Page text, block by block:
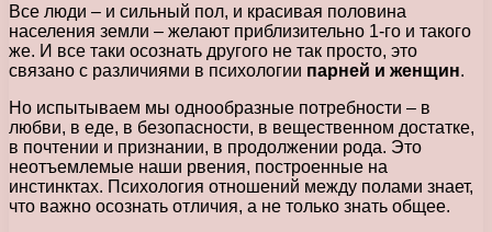
Все люди – и сильный пол, и красивая половина
населения земли – желают приблизительно 1-го и такого
же. И все таки осознать другого не так просто, это
связано с различиями в психологии парней и женщин.
Но испытываем мы однообразные потребности – в
любви, в еде, в безопасности, в вещественном достатке,
в почтении и признании, в продолжении рода. Это
неотъемлемые наши рвения, построенные на
инстинктах. Психология отношений между полами знает,
что важно осознать отличия, а не только знать общее.